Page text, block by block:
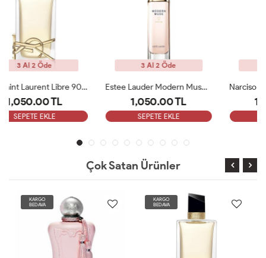
Estee Lauder Modern Muse Edp 100 Ml Kadın Tester
1,050.00 TL
SEPETE EKLE
Narciso Rodriguez For Her Pure Musc EDP 100ML Tester
1,050.00 TL
SEPETE EKLE
Çok Satan Ürünler
KARGO
BEDAVA
KARGO
BEDAVA